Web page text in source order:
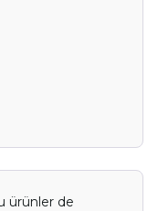
ürünler de